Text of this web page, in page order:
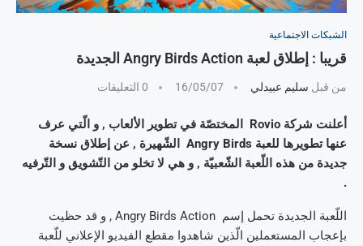
الشبكات الاجتماعية
قريبا : إطلاق لعبة Angry Birds Action الجديدة
من قبل سليم عبيدلي 16/05/07 0 التعليقات
أعلنت شركة Rovio المختصّة في تطوير الألعاب , و الّتي عرف
عنها تطويرها للعبة Angry Birds الشّهيرة , عن إطلاق نسخة
جديدة من هذه اللّعبة الشّعبيّة , و هي لا تخلو من التّشويق و التّرفيه
.
اللّعبة الجديدة تحمل إسم Angry Birds Action , و قد حظيت
بإعجاب المستعملين الّذين شاهدوا مقطع الفيديو الإعلاني للّعبة